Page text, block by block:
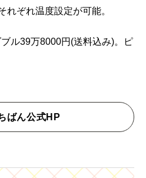
れぞれ温度設定が可能。
ル39万8000円(送料込み)。ピ
ばん公式HP